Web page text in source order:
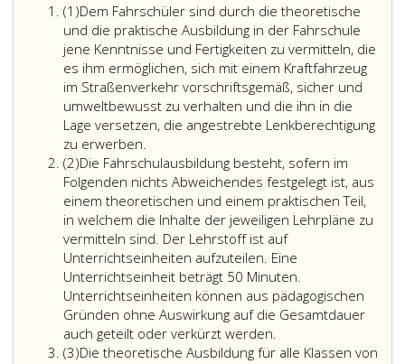
(1)Absatz
eins
Dem Fahrschüler sind durch die theoretische
und die praktische Ausbildung in der Fahrschule
jene Kenntnisse und Fertigkeiten zu vermitteln, die
es ihm ermöglichen, sich mit einem Kraftfahrzeug
im Straßenverkehr vorschriftsgemäß, sicher und
umweltbewusst zu verhalten und die ihn in die
Lage versetzen, die angestrebte Lenkberechtigung
zu erwerben.
(2)Absatz
2
Die Fahrschulausbildung besteht, sofern im
Folgenden nichts Abweichendes festgelegt ist, aus
einem theoretischen und einem praktischen Teil,
in welchem die Inhalte der jeweiligen Lehrpläne zu
vermitteln sind. Der Lehrstoff ist auf
Unterrichtseinheiten aufzuteilen. Eine
Unterrichtseinheit beträgt 50 Minuten.
Unterrichtseinheiten können aus pädagogischen
Gründen ohne Auswirkung auf die Gesamtdauer
auch geteilt oder verkürzt werden.
(3)Absatz
Die theoretische Ausbildung für alle Klassen von